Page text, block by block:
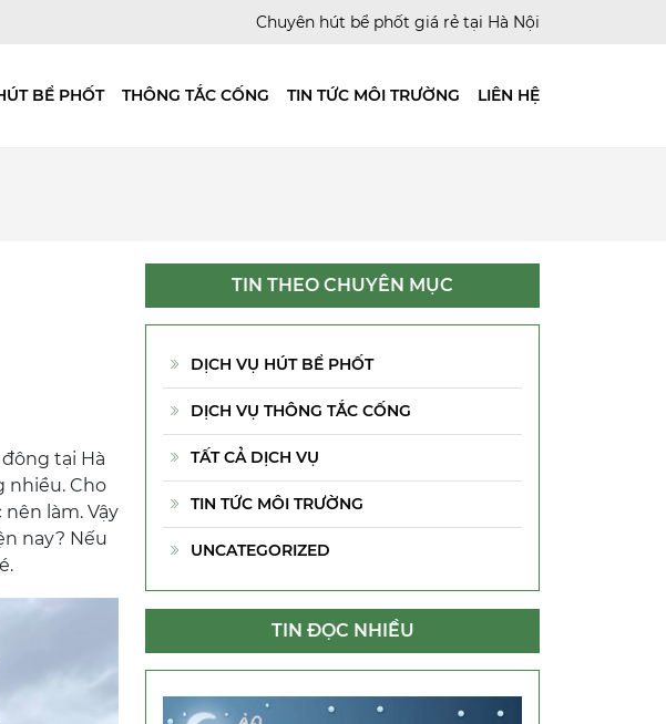
Chuyên hút bể phốt giá rẻ tại Hà Nội
BỂ PHỐT THÔNG TẮC CỐNG TIN TỨC MÔI TRƯỜNG LIÊN HỆ
tại Hà
nhiều. Cho
làm. Vậy
nay? Nếu
TIN THEO CHUYÊN MỤC
DỊCH VỤ HÚT BỂ PHỐT
DỊCH VỤ THÔNG TẮC CỐNG
TẤT CẢ DỊCH VỤ
TIN TỨC MÔI TRƯỜNG
UNCATEGORIZED
TIN ĐỌC NHIỀU